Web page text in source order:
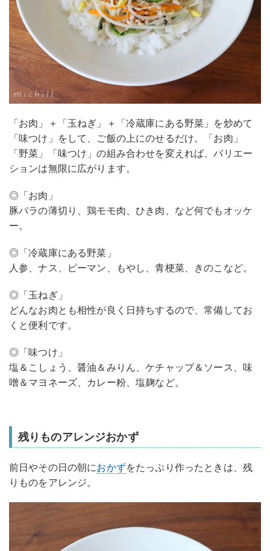
「お肉」＋「玉ねぎ」＋「冷蔵庫にある野菜」を炒めて
「味つけ」をして、ご飯の上にのせるだけ。「お肉」
「野菜」「味つけ」の組み合わせを変えれば、バリエー
ションは無限に広がります。
◎「お肉」
豚バラの薄切り、鶏モモ肉、ひき肉、など何でもオッケ
ー。
◎「冷蔵庫にある野菜」
人参、ナス、ピーマン、もやし、青梗菜、きのこなど。
◎「玉ねぎ」
どんなお肉とも相性が良く日持ちするので、常備してお
くと便利です。
◎「味つけ」
塩＆こしょう、醤油＆みりん、ケチャップ＆ソース、味
噌＆マヨネーズ、カレー粉、塩麹など。
残りものアレンジおかず
前日やその日の朝におかずをたっぷり作ったときは、残
りものをアレンジ。